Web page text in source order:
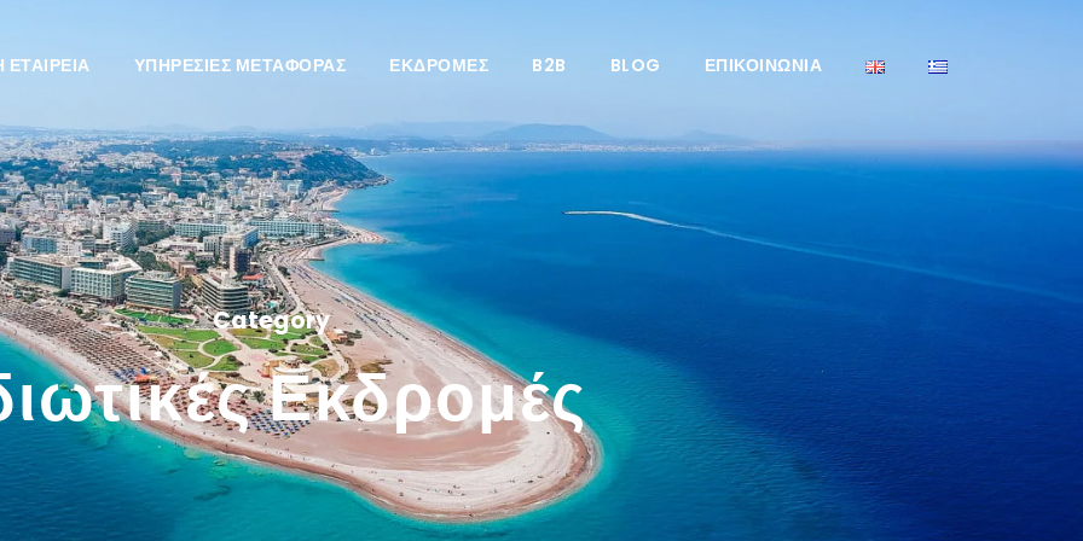
ΕΤΑΙΡΕΊΑ ΥΠΗΡΕΣΙΕΣ ΜΕΤΑΦΟΡΆΣ ΕΚΔΡΟΜΈΣ B2B BLOG ΕΠΙΚΟΙΝΩΝΊΑ
Category
Εκδρομές